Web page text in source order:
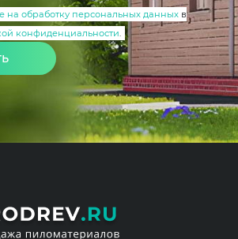
на обработку персональных данныхв
конфиденциальности.